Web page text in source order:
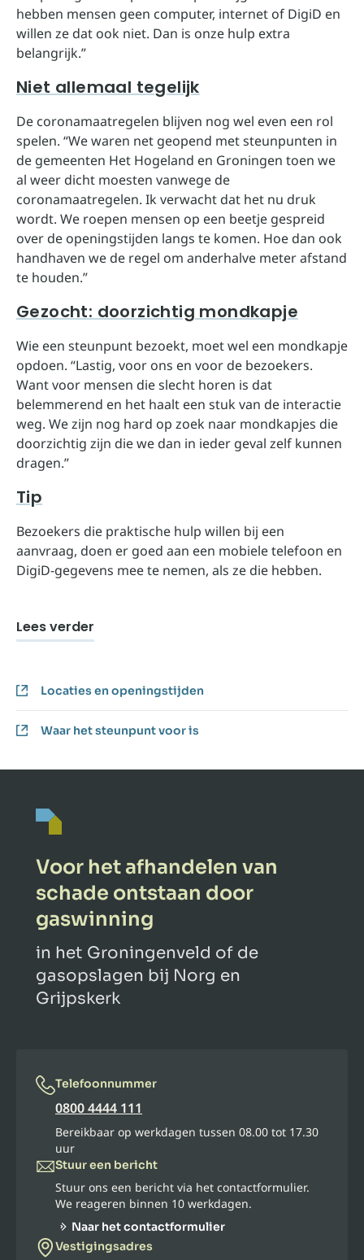
hebben mensen geen computer, internet of DigiD en
willen ze dat ook niet. Dan is onze hulp extra
belangrijk.”
Niet allemaal tegelijk
De coronamaatregelen blijven nog wel even een rol
spelen. “We waren net geopend met steunpunten in
de gemeenten Het Hogeland en Groningen toen we
al weer dicht moesten vanwege de
coronamaatregelen. Ik verwacht dat het nu druk
wordt. We roepen mensen op een beetje gespreid
over de openingstijden langs te komen. Hoe dan ook
handhaven we de regel om anderhalve meter afstand
te houden.”
Gezocht: doorzichtig mondkapje
Wie een steunpunt bezoekt, moet wel een mondkapje
opdoen. “Lastig, voor ons en voor de bezoekers.
Want voor mensen die slecht horen is dat
belemmerend en het haalt een stuk van de interactie
weg. We zijn nog hard op zoek naar mondkapjes die
doorzichtig zijn die we dan in ieder geval zelf kunnen
dragen.”
Tip
Bezoekers die praktische hulp willen bij een
aanvraag, doen er goed aan een mobiele telefoon en
DigiD-gegevens mee te nemen, als ze die hebben.
Lees verder
Locaties en openingstijden
Waar het steunpunt voor is
Voor het afhandelen van
schade ontstaan door
gaswinning
in het Groningenveld of de
gasopslagen bij Norg en
Grijpskerk
Telefoonnummer
0800 4444 111
Bereikbaar op werkdagen tussen 08.00 tot 17.30
uur
Stuur een bericht
Stuur ons een bericht via het contactformulier.
We reageren binnen 10 werkdagen.
Naar het contactformulier
Vestigingsadres